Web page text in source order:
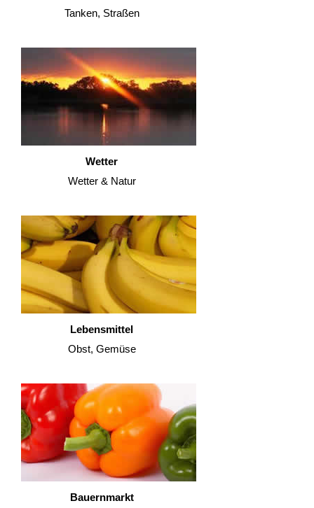
Tanken, Straßen
Wetter
Wetter & Natur
Lebensmittel
Obst, Gemüse
Bauernmarkt